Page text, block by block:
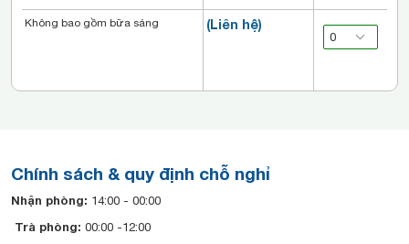
(Liên hệ)
Không bao gồm bữa sáng
Chính sách & quy định chỗ nghỉ
Nhận phòng: 14:00 - 00:00
Trà phòng: 00:00 -12:00